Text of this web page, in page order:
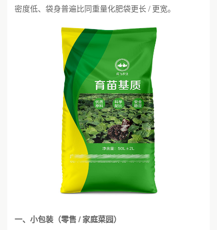
密度低、袋身普遍比同重量化肥袋更长 / 更宽。
一、小包装（零售 / 家庭菜园）